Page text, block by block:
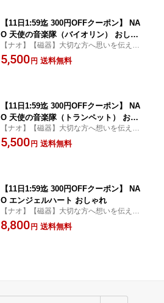
【11日1:59迄 300円OFFクーポン】 NA
O 天使の音楽隊（バイオリン） おしゃ
れ
【ナオ】【磁器】大切な方へ思いを伝える
フィギュリン
5,500 円 送料無料
【11日1:59迄 300円OFFクーポン】 NA
O 天使の音楽隊（トランペット） おし
ゃれ
【ナオ】【磁器】大切な方へ想いを伝える
フィギュリン
5,500 円 送料無料
【11日1:59迄 300円OFFクーポン】 NA
O エンジェルハート おしゃれ
【ナオ】【磁器】大切な方へ想いを伝える
フィギュリン
8,800 円 送料無料